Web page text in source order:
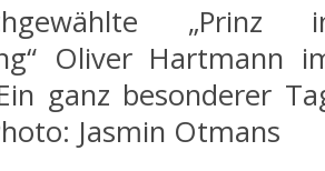
„Prinz
Oliver Hartmann
ganz besonderer
Jasmin Otmans